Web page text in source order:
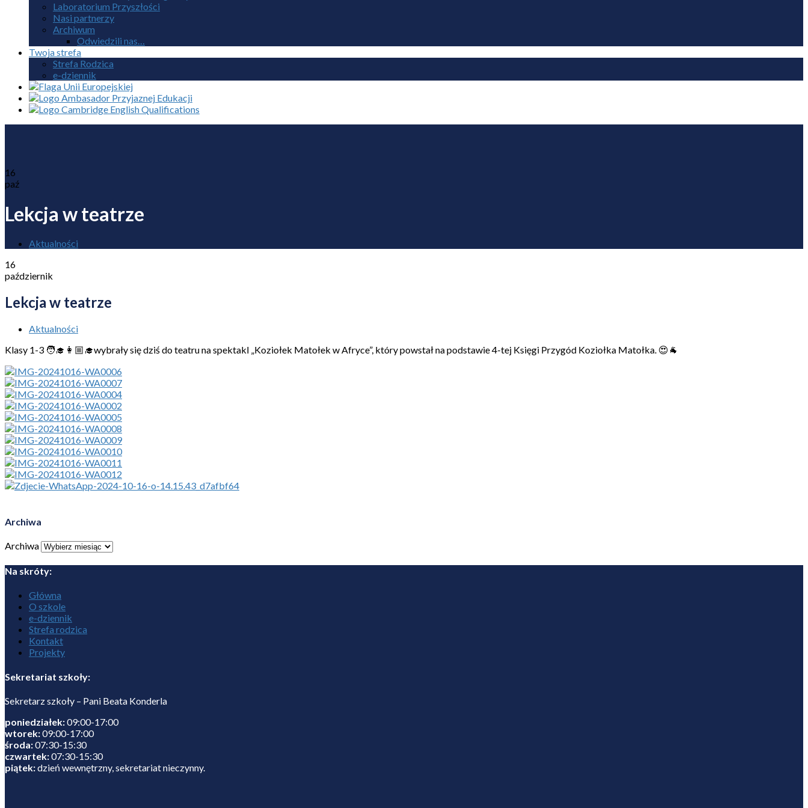
Laboratorium Przyszłości
Nasi partnerzy
Archiwum
Odwiedzili nas…
Twoja strefa
Strefa Rodzica
e-dziennik
16
paź
Lekcja w teatrze
Aktualności
16
październik
Lekcja w teatrze
Aktualności
Klasy 1-3 🧑‍🎓👩🏼‍🎓wybrały się dziś do teatru na spektakl „Koziołek Matołek w Afryce”, który powstał na podstawie 4-tej Księgi Przygód Koziołka Matołka. 😍🐐
Archiwa
Archiwa
Na skróty:
Główna
O szkole
e-dziennik
Strefa rodzica
Kontakt
Projekty
Sekretariat szkoły:
Sekretarz szkoły – Pani Beata Konderla
poniedziałek:09:00-17:00
wtorek:09:00-17:00
środa:07:30-15:30
czwartek:07:30-15:30
piątek:dzień wewnętrzny, sekretariat nieczynny.